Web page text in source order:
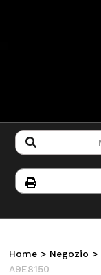
Home > Negozio >
A9E8150